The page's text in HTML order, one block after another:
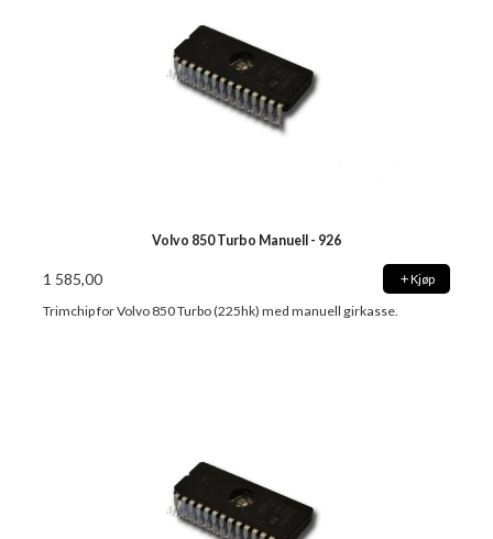
Volvo 850 Turbo Manuell - 926
1 585,00 Kjøp
Trimchip for Volvo 850 Turbo (225hk) med manuell girkasse.